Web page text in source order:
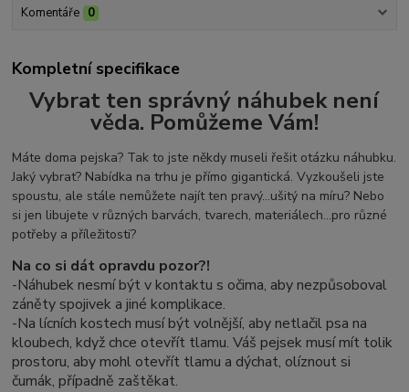
Komentáře 0
Kompletní specifikace
Vybrat ten správný náhubek není
věda. Pomůžeme Vám!
Máte doma pejska? Tak to jste někdy museli řešit otázku náhubku.
Jaký vybrat? Nabídka na trhu je přímo gigantická. Vyzkoušeli jste
spoustu, ale stále nemůžete najít ten pravý...ušitý na míru? Nebo
si jen libujete v různých barvách, tvarech, materiálech...pro různé
potřeby a příležitosti?
Na co si dát opravdu pozor?!
-Náhubek nesmí být v kontaktu s očima, aby nezpůsoboval
záněty spojivek a jiné komplikace.
-Na lícních kostech musí být volnější, aby netlačil psa na
kloubech, když chce otevřít tlamu. Váš pejsek musí mít tolik
prostoru, aby mohl otevřít tlamu a dýchat, olíznout si
čumák, případně zaštěkat.